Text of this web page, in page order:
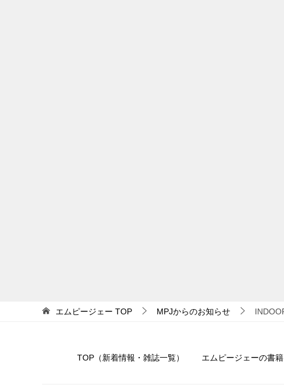
エムピージェー TOP MPJからのお知らせ
TOP（新着情報・雑誌一覧） エムピージェーの書籍